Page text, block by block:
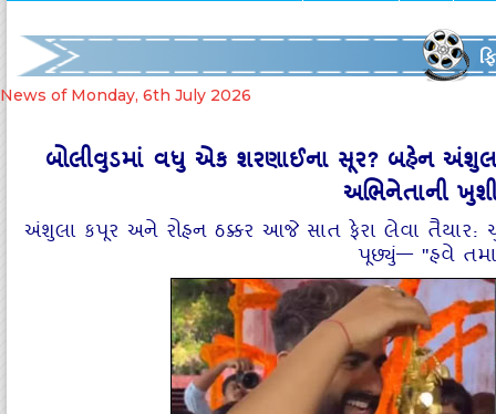
News of Monday, 6th July 2026
બોલીવુડમાં વધુ એક શરણાઈના સૂર? બહેન
અભિનેતાની
અંશુલા કપૂર અને રોહન ઠક્કર આજે સાત ફેરા લેવા તૈયાર:
પૂછ્યું— "હવે